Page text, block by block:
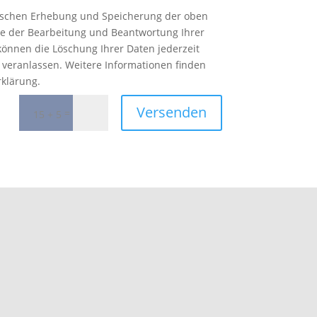
Erhebung und Speicherung der oben
der Bearbeitung und Beantwortung Ihrer
die Löschung Ihrer Daten jederzeit
Weitere Informationen finden
15 + 5 = Versenden